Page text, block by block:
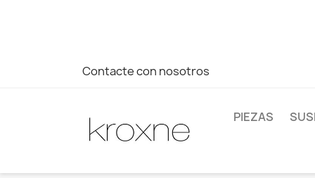
Contacte con nosotros
PIEZAS